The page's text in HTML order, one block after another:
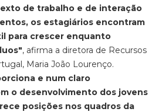
de trabalho e de interação
os estagiários encontram
para crescer enquanto
, afirma a diretora de Recursos
Maria João Lourenço.
e num claro
o desenvolvimento dos jovens
posições nos quadros da